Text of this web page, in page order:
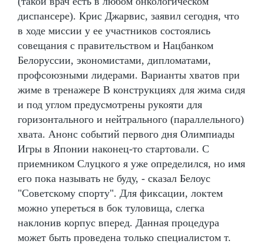
диспансере). Крис Джарвис, заявил сегодня, что
в ходе миссии у ее участников состоялись
совещания с правительством и Нацбанком
Белоруссии, экономистами, дипломатами,
профсоюзными лидерами. Варианты хватов при
жиме в тренажере В конструкциях для жима сидя
и под углом предусмотрены рукояти для
горизонтального и нейтрального (параллельного)
хвата. Анонс событий первого дня Олимпиады
Игры в Японии наконец-то стартовали. С
приемником Слуцкого я уже определился, но имя
его пока называть не буду, - сказал Белоус
"Советскому спорту". Для фиксации, локтем
можно упереться в бок туловища, слегка
наклонив корпус вперед. Данная процедура
может быть проведена только специалистом т.